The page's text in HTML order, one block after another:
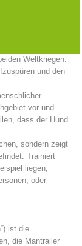
störenden
Weltkriegen.
und den
vor und
dass der Hund
sondern zeigt
Trainiert
liegen,
oder
ist die
die Mantrailer